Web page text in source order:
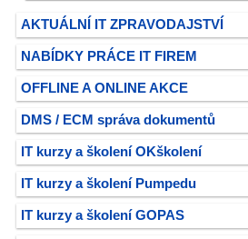
AKTUÁLNÍ IT ZPRAVODAJSTVÍ
NABÍDKY PRÁCE IT FIREM
OFFLINE A ONLINE AKCE
DMS / ECM správa dokumentů
IT kurzy a školení OKškolení
IT kurzy a školení Pumpedu
IT kurzy a školení GOPAS